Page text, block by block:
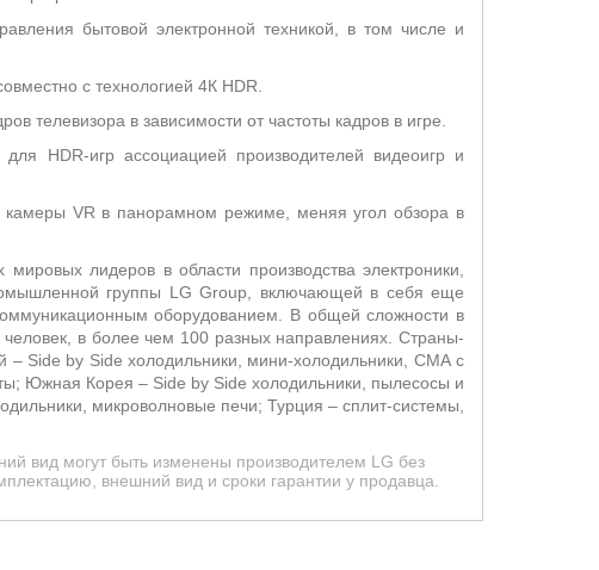
бытовой электронной техникой, в том числе и
с технологией 4К HDR.
телевизора в зависимости от частоты кадров в игре.
HDR-игр ассоциацией производителей видеоигр и
камеры VR в панорамном режиме, меняя угол обзора в
лидеров в области производства электроники,
группы LG Group, включающей в себя еще
оборудованием. В общей сложности в
в более чем 100 разных направлениях. Страны-
– Side by Side холодильники, мини-холодильники, СМА с
Южная Корея – Side by Side холодильники, пылесосы и
микроволновые печи; Турция – сплит-системы,
вид могут быть изменены производителем LG без
внешний вид и сроки гарантии у продавца.